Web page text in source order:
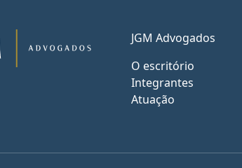
JGM Advogados
O escritório
Integrantes
Atuação